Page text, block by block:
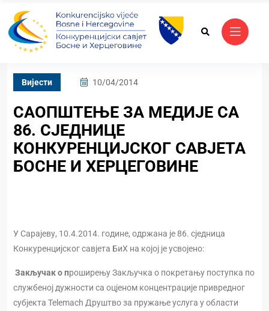
Вијести 10/04/2014
САОПШТЕЊЕ ЗА МЕДИЈЕ СА
86. СЈЕДНИЦЕ
КОНКУРЕНЦИЈСКОГ САВЈЕТА
БОСНЕ И ХЕРЦЕГОВИНЕ
У Сарајеву, 10.4.2014. године, одржана је 86. сједница
Конкуренцијског савјета БиХ на којој је усвојено:
Закључак о проширењу Закључка о покретању поступка по
службеној дужности са оцјеном концентрације привредног
субјекта Telemach Друштво за пружање услуга у области